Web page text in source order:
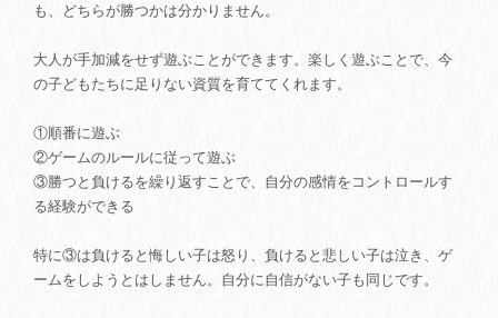
も、どちらが勝つかは分かりません。
大人が手加減をせず遊ぶことができます。楽しく遊ぶことで、今
の子どもたちに足りない資質を育ててくれます。
①順番に遊ぶ
②ゲームのルールに従って遊ぶ
③勝つと負けるを繰り返すことで、自分の感情をコントロールす
る経験ができる
特に③は負けると悔しい子は怒り、負けると悲しい子は泣き、ゲ
ームをしようとはしません。自分に自信がない子も同じです。